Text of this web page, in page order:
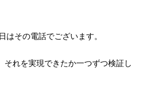
はその電話でございます。
それを実現できたか一つずつ検証し